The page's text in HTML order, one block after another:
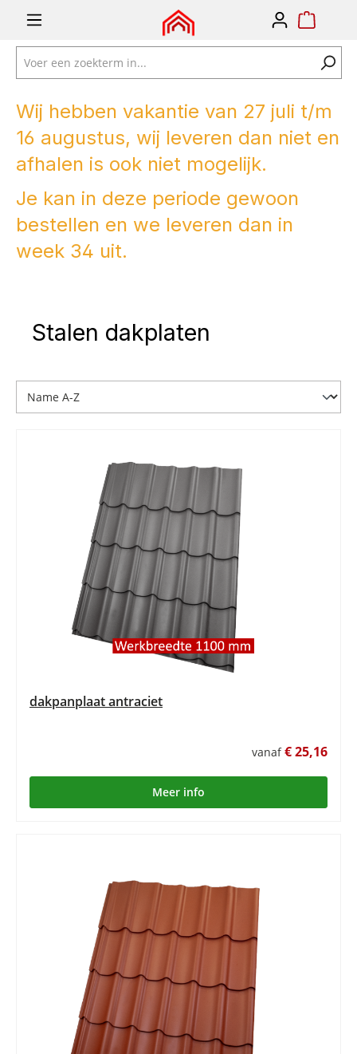
Ga naar de hoofdnavigatie
Wij hebben vakantie van 27 juli t/m
16 augustus, wij leveren dan niet en
afhalen is ook niet mogelijk.
Je kan in deze periode gewoon
bestellen en we leveren dan in
week 34 uit.
Stalen dakplaten
dakpanplaat antraciet
vanaf€ 25,16
Meer info